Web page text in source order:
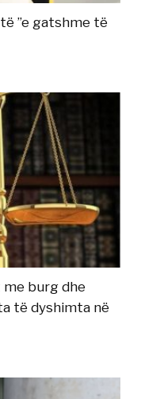
”e gatshme të
burg dhe
të dyshimta në